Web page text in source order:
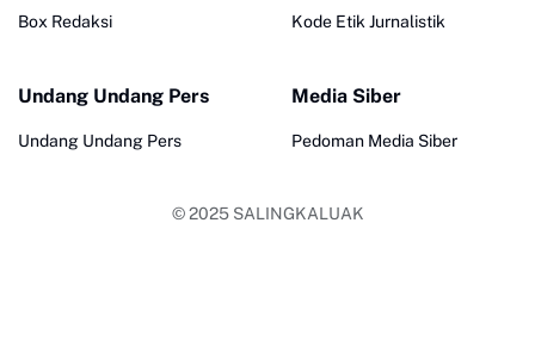
Box Redaksi Kode Etik Jurnalistik
Undang Undang Pers
Undang Undang Pers
Media Siber
Pedoman Media Siber
© 2025 SALINGKALUAK